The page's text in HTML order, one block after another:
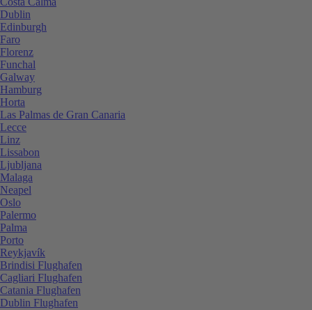
Dublin
Edinburgh
Faro
Florenz
Funchal
Galway
Hamburg
Horta
Las Palmas de Gran Canaria
Lecce
Linz
Lissabon
Ljubljana
Malaga
Neapel
Oslo
Palermo
Palma
Porto
Reykjavík
Brindisi Flughafen
Cagliari Flughafen
Catania Flughafen
Dublin Flughafen